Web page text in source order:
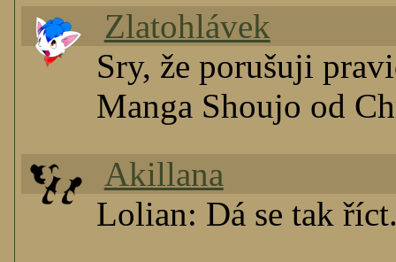
Zlatohlávek
Sry, že porušuji
Manga Shoujo od
Akillana
Lolian: Dá se tak